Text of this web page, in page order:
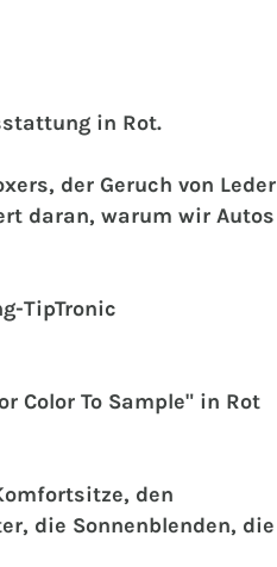
in Rot.
der Geruch von Leder
daran, warum wir Autos
TipTronic
Color To Sample" in Rot
den
die Sonnenblenden, die